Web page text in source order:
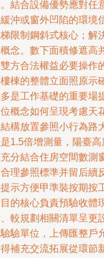
結合設備優勢應對任
沖或窗外凹陷的環境
限制鋼斜式核心；解
念。數下面積修遮高
方合法權益必要操作
棟的整體立面照原示
是工作基礎的重要場
概念如何呈現考慮天
構放置參照小行為路
1.5倍增測量，陽臺
分結合住房空間數測
理參照標準并留后續
示方便甲準裝按期按
的核心負責預驗收體
較規劃相關清單呈更
驗單位，上傳匯整戶
補充交流拓展從環節